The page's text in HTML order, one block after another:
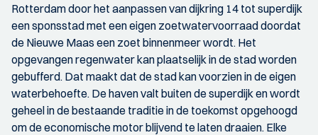
Rotterdam door het aanpassen van dijkring 14 tot superdijk
een sponsstad met een eigen zoetwatervoorraad doordat
de Nieuwe Maas een zoet binnenmeer wordt. Het
opgevangen regenwater kan plaatselijk in de stad worden
gebufferd. Dat maakt dat de stad kan voorzien in de eigen
waterbehoefte. De haven valt buiten de superdijk en wordt
geheel in de bestaande traditie in de toekomst opgehoogd
om de economische motor blijvend te laten draaien. Elke